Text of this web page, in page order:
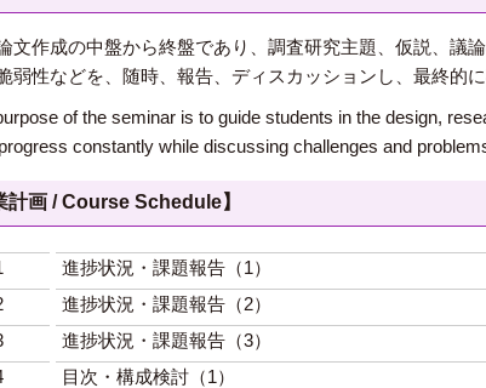
文作成の中盤から終盤であり、調査研究主題、仮説、議
弱性などを、随時、報告、ディスカッションし、最終的
of the seminar is to guide students in the design,
constantly while discussing challenges and
計画 / Course Schedule】
進捗状況・課題報告（1）
進捗状況・課題報告（2）
進捗状況・課題報告（3）
目次・構成検討（1）